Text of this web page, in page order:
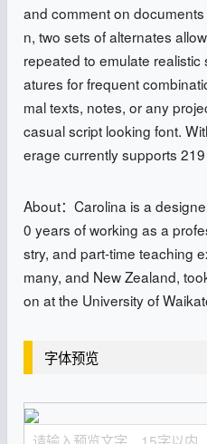
and comment on
n, two sets of alternates
repeated to emulate
atures for frequent
mal texts, notes, or any
casual script looking font.
erage currently supports
About：Carolina is a
0 years of working as a
stry, and part-time teaching
many, and New Zealand,
on at the University of
字体预览